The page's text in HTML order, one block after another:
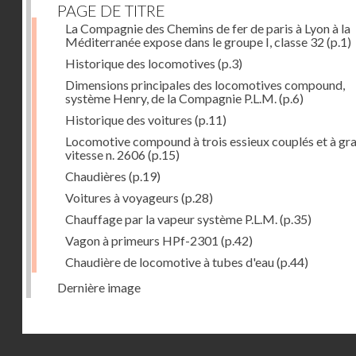
PAGE DE TITRE
La Compagnie des Chemins de fer de paris à Lyon à la
Méditerranée expose dans le groupe I, classe 32 (p.1)
Historique des locomotives (p.3)
Dimensions principales des locomotives compound,
système Henry, de la Compagnie P.L.M. (p.6)
Historique des voitures (p.11)
Locomotive compound à trois essieux couplés et à
vitesse n. 2606 (p.15)
Chaudières (p.19)
Voitures à voyageurs (p.28)
Chauffage par la vapeur système P.L.M. (p.35)
Vagon à primeurs HPf-2301 (p.42)
Chaudière de locomotive à tubes d'eau(p.44)
Dernière image